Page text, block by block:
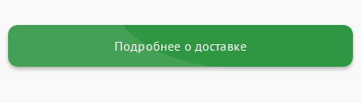
Подробнее о доставке